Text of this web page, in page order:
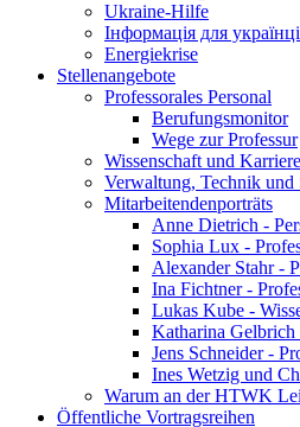
Ukraine-Hilfe
Інформація для
Energiekrise
Stellenangebote
Professorales Personal
Berufungsmonitor
Wege zur Professur
Wissenschaft und Karriere
Verwaltung, Technik und
Mitarbeitendenporträts
Anne Dietrich -
Sophia Lux -
Alexander Stahr -
Ina Fichtner -
Lukas Kube -
Katharina Gelbrich
Jens Schneider -
Ines Wetzig und
Warum an der HTWK
Öffentliche Vortragsreihen